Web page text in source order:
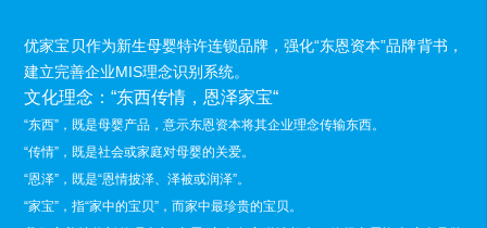
优家宝贝作为新生母婴特许连锁品牌，强化“东恩资本”品牌背书，
建立完善企业MIS理念识别系统。
文化理念：“东西传情，恩泽家宝“
“东西”，既是母婴产品，意示东恩资本将其企业理念传输东西。
“传情”， 既是社会或家庭对母婴的关爱。
“恩泽”， 既是“恩情披泽、泽被或润泽”。
“家宝”，指“家中的宝贝”，而家中最珍贵的宝贝。